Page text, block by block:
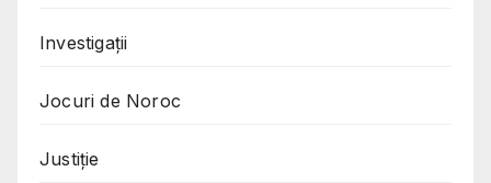
Investigații
Jocuri de Noroc
Justiție